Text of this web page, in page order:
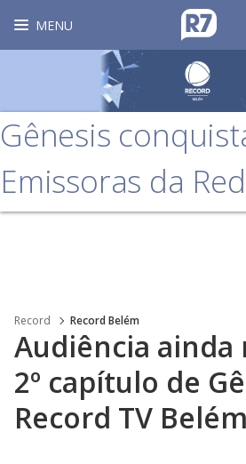
MENU
Gênesis
Emissoras da
Record Record Belém
Audiência ainda
2º capítulo de
Record TV Belém